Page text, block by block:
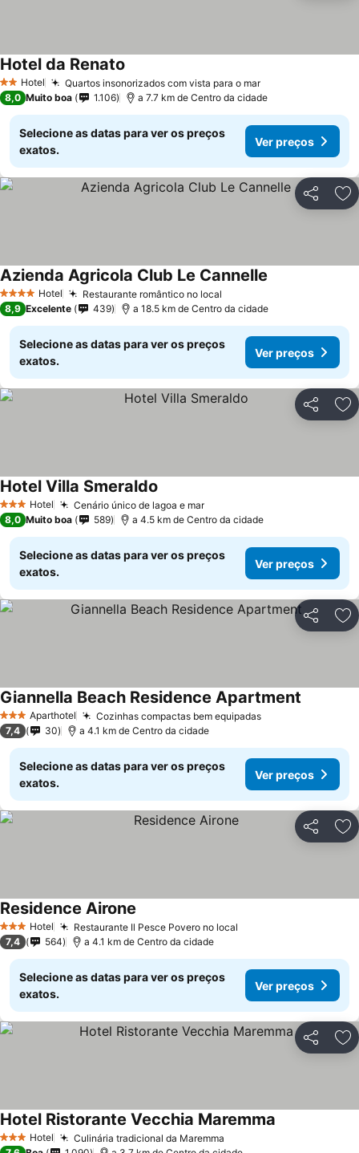
2 Estrelas
Hotel Quartos insonorizados com vista para o mar
Hotel da Renato
8,0 Muito boa 1.106 a 7.7 km de Centro da cidade
Selecione as datas para ver os preços
exatos.
Ver preços
Partilhar
4 EstrelasHotel Restaurante romântico no local
Azienda Agricola Club Le Cannelle
8,9 Excelente 439 a 18.5 km de Centro da cidade
Selecione as datas para ver os preços
exatos.
Ver preços
Partilhar
3 EstrelasHotel Cenário único de lagoa e mar
Hotel Villa Smeraldo
8,0 Muito boa 589 a 4.5 km de Centro da cidade
Selecione as datas para ver os preços
exatos.
Ver preços
Partilhar
3 EstrelasAparthotel Cozinhas compactas bem equipadas
Giannella Beach Residence Apartment
7,4 30 a 4.1 km de Centro da cidade
Selecione as datas para ver os preços
exatos.
Ver preços
Partilhar
3 EstrelasHotel Restaurante Il Pesce Povero no local
Residence Airone
7,4 564 a 4.1 km de Centro da cidade
Selecione as datas para ver os preços
exatos.
Ver preços
Partilhar
3 EstrelasHotel Culinária tradicional da Maremma
Hotel Ristorante Vecchia Maremma